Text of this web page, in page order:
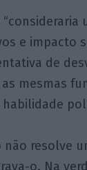
e impacto
de
mesmas
resolve
o. Na